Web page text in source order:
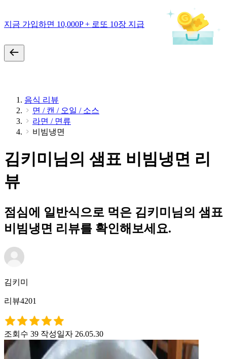
지금 가입하면 10,000P + 로또 10장 지급
음식 리뷰
면 / 캔 / 오일 / 소스
라면 / 면류
비빔냉면
김키미님의 샘표 비빔냉면 리
뷰
점심에 일반식으로 먹은 김키미님의 샘표
비빔냉면 리뷰를 확인해보세요.
김키미
리뷰4201
조회수 39 작성일자 26.05.30